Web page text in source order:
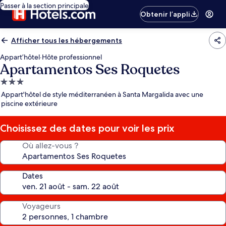
Passer à la section principale
Obtenir l’appli
Afficher tous les hébergements
Appart’hôtel·Hôte professionnel
Apartamentos Ses Roquetes
Hébergement
3.0 étoiles
Appart'hôtel de style méditerranéen à Santa Margalida avec une
piscine extérieure
Choisissez des dates pour voir les prix
Où allez-vous ?
Dates
Voyageurs